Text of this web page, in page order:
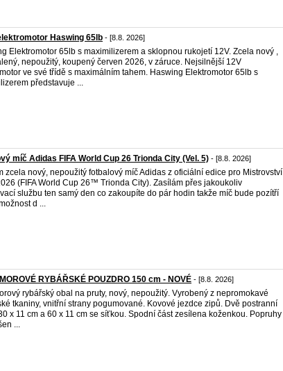
Haswing 65lb - [8.8. 2026]
Elektromotor 65lb s maximilizerem a sklopnou rukojetí 12V. Zcela nový ,
nepoužitý, koupený červen 2026, v záruce. Nejsilnější 12V
ve své třídě s maximálním tahem. Haswing Elektromotor 65lb s
představuje ...
míč Adidas FIFA World Cup 26 Trionda City (Vel. 5) - [8.8. 2026]
zcela nový, nepoužitý fotbalový míč Adidas z oficiální edice pro Mistrovství
(FIFA World Cup 26™ Trionda City). Zasílám přes jakoukoliv
službu ten samý den co zakoupíte do pár hodin takže míč bude pozítří
d ...
RYBÁŘSKÉ POUZDRO 150 cm - NOVÉ - [8.8. 2026]
rybářský obal na pruty, nový, nepoužitý. Vyrobený z nepromokavé
tkaniny, vnitřní strany pogumované. Kovové jezdce zipů. Dvě postranní
x 11 cm a 60 x 11 cm se síťkou. Spodní část zesílena koženkou. Popruhy
...